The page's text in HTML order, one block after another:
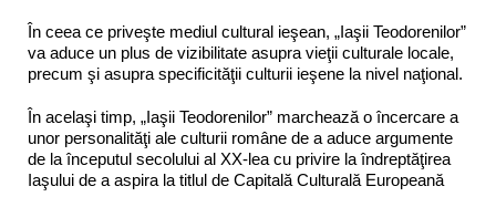
În ceea ce priveşte mediul cultural ieşean, „Iaşii Teodorenilor”
va aduce un plus de vizibilitate asupra vieţii culturale locale,
precum şi asupra specificităţii culturii ieşene la nivel naţional.
În acelaşi timp, „Iaşii Teodorenilor” marchează o încercare a
unor personalităţi ale culturii române de a aduce argumente
de la începutul secolului al XX-lea cu privire la îndreptăţirea
Iaşului de a aspira la titlul de Capitală Culturală Europeană